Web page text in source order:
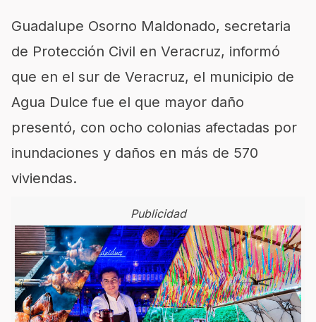
Guadalupe Osorno Maldonado, secretaria
de Protección Civil en Veracruz, informó
que en el sur de Veracruz, el municipio de
Agua Dulce fue el que mayor daño
presentó, con ocho colonias afectadas por
inundaciones y daños en más de 570
viviendas.
Publicidad